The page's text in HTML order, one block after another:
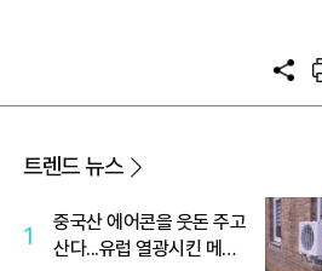
공
트렌드 뉴스
1
중국산 에어콘을 웃돈 주고
산다...유럽 열광시킨 메이